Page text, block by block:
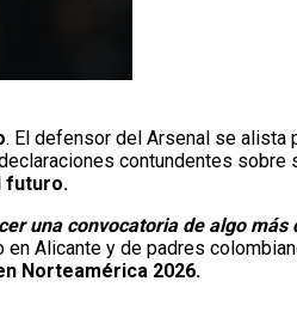
. El defensor del Arsenal se alista
contundentes sobre
futuro.
una convocatoria de algo más
Alicante y de padres
Norteamérica 2026.